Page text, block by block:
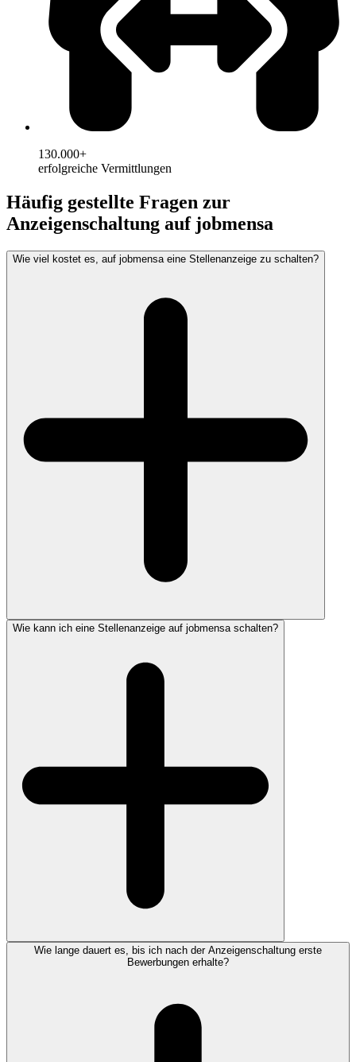
130.000+
erfolgreiche Vermittlungen
Häufig gestellte Fragen zur
Anzeigenschaltung auf jobmensa
Wie viel kostet es, auf jobmensa eine Stellenanzeige zu schalten?
Wie kann ich eine Stellenanzeige auf jobmensa schalten?
Wie lange dauert es, bis ich nach der Anzeigenschaltung erste
Bewerbungen erhalte?